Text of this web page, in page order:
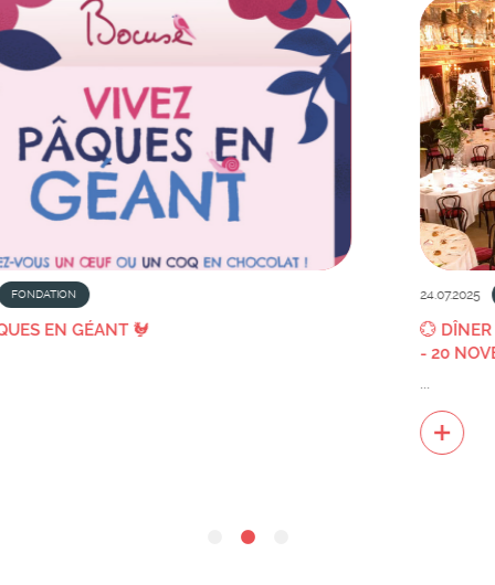
💮 DÎNER DE GALA 2025 - FONDATION PAUL